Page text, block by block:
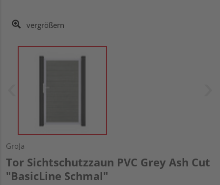
vergrößern
GroJa
Tor Sichtschutzzaun PVC Grey Ash Cut
"BasicLine Schmal"